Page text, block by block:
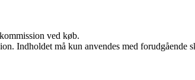
ved køb.
Indholdet må kun anvendes med forudgående